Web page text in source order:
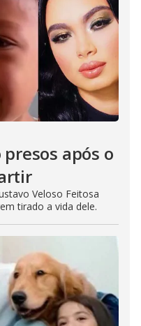
após o
Veloso Feitosa
tirado a vida dele.